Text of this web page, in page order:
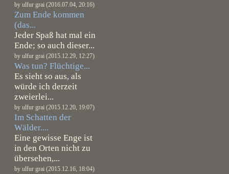
by ulfur grai (2016.07.04, 20:16)
Zum Ende kommen
(das...
Jeder Spaß hat mal ein
Ende; so auch dieser...
by ulfur grai (2015.12.29, 12:27)
Was tun? Flüchtige...
Es sieht so aus, als
würde ich derzeit
zweierlei...
by ulfur grai (2015.12.20, 19:07)
Im Schatten der
Wälder....
Eine gewisse Enge ist
in den Orten nicht zu
übersehen,...
by ulfur grai (2015.12.16, 18:04)